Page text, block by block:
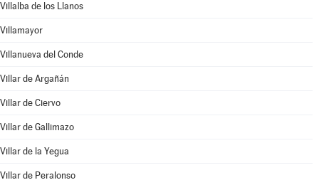
Villalba de los Llanos
Villamayor
Villanueva del Conde
Villar de Argañán
Villar de Ciervo
Villar de Gallimazo
Villar de la Yegua
Villar de Peralonso